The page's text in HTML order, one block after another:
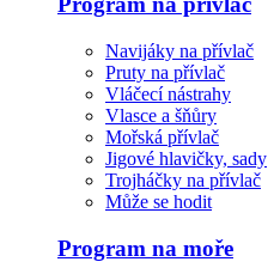
Navijáky na přívlač
Pruty na přívlač
Vláčecí nástrahy
Vlasce a šňůry
Mořská přívlač
Jigové hlavičky, sady
Trojháčky na přívlač
Může se hodit
Program na moře